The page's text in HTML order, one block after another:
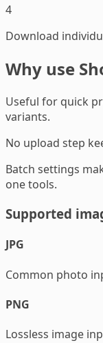
4
Download
Why use
Useful for quick
variants.
No upload step
Batch settings
one tools.
Supported
JPG
Common photo
PNG
Lossless image